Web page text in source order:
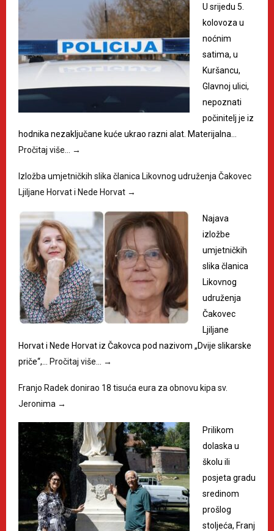
U srijedu 5.
kolovoza u
noćnim
satima, u
Kuršancu,
Glavnoj ulici,
nepoznati
počinitelj je iz
hodnika nezaključane kuće ukrao razni alat. Materijalna…
Pročitaj više…
→
Izložba umjetničkih slika članica Likovnog udruženja Čakovec
Ljiljane Horvat i Nede Horvat →
Najava
izložbe
umjetničkih
slika članica
Likovnog
udruženja
Čakovec
Ljiljane
Horvat i Nede Horvat iz Čakovca pod nazivom „Dvije slikarske
priče“,…
Pročitaj više… →
Franjo Radek donirao 18 tisuća eura za obnovu kipa sv.
Jeronima →
Prilikom
dolaska u
školu ili
posjeta gradu
sredinom
prošlog
stoljeća, Franj